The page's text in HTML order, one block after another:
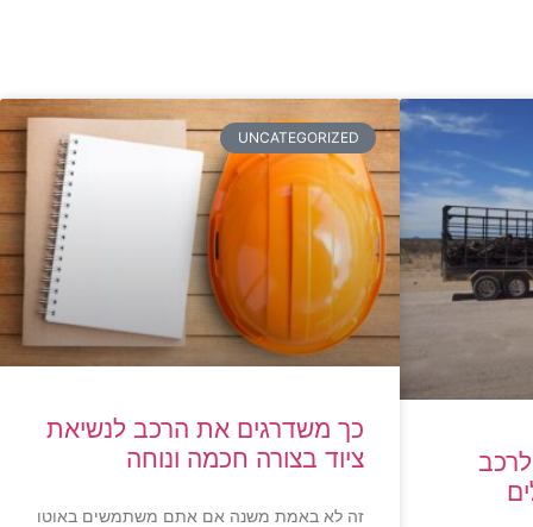
UNCATEGORIZED
כך משדרגים את הרכב לנשיאת
ציוד בצורה חכמה ונוחה
זה לא באמת משנה אם אתם משתמשים באוטו